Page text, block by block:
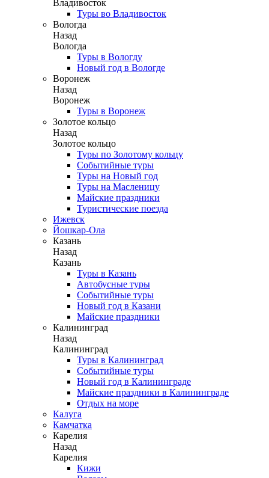
Владивосток
Туры во Владивосток
Вологда
Назад
Вологда
Туры в Вологду
Новый год в Вологде
Воронеж
Назад
Воронеж
Туры в Воронеж
Золотое кольцо
Назад
Золотое кольцо
Туры по Золотому кольцу
Событийные туры
Туры на Новый год
Туры на Масленицу
Майские праздники
Туристические поезда
Ижевск
Йошкар-Ола
Казань
Назад
Казань
Туры в Казань
Автобусные туры
Событийные туры
Новый год в Казани
Майские праздники
Калининград
Назад
Калининград
Туры в Калининград
Событийные туры
Новый год в Калининграде
Майские праздники в Калининграде
Отдых на море
Калуга
Камчатка
Карелия
Назад
Карелия
Кижи